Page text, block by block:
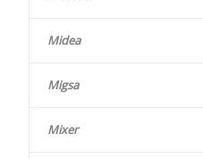
Midea
Migsa
Mixer